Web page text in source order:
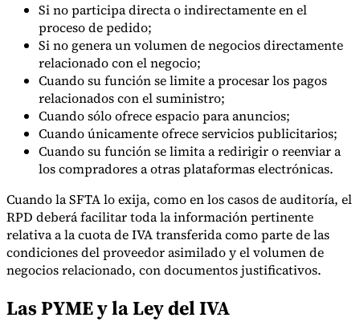
Si no participa directa o indirectamente en el
proceso de pedido;
Si no genera un volumen de negocios directamente
relacionado con el negocio;
Cuando su función se limite a procesar los pagos
relacionados con el suministro;
Cuando sólo ofrece espacio para anuncios;
Cuando únicamente ofrece servicios publicitarios;
Cuando su función se limita a redirigir o reenviar a
los compradores a otras plataformas electrónicas.
Cuando la SFTA lo exija, como en los casos de auditoría, el
RPD deberá facilitar toda la información pertinente
relativa a la cuota de IVA transferida como parte de las
condiciones del proveedor asimilado y el volumen de
negocios relacionado, con documentos justificativos.
Las PYME y la Ley del IVA